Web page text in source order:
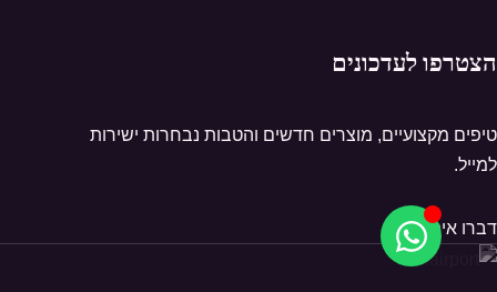
הצטרפו לעדכונים
טיפים מקצועיים, מוצרים חדשים והטבות נבחרות ישירות
למייל.
דברו איתנו